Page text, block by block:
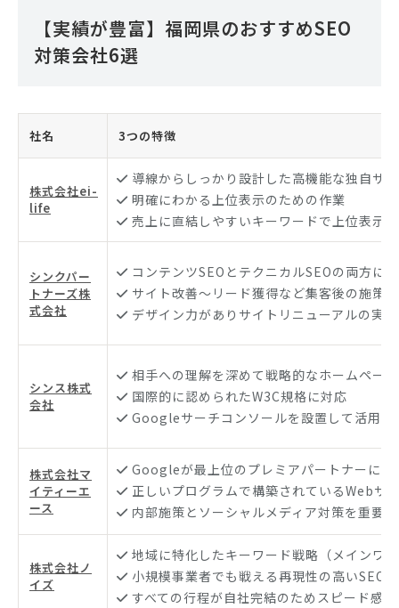
【実績が豊富】福岡県のおすすめSEO
対策会社6選
社名 3つの特徴
株式会社ei-
life
導線からしっかり設計した高機能な独自サ
明確にわかる上位表示のための作業
売上に直結しやすいキーワードで上位表示
シンクパー
トナーズ株
式会社
コンテンツSEOとテクニカルSEOの両方に
サイト改善〜リード獲得など集客後の施策
デザイン力がありサイトリニューアルの実
シンス株式
会社
相手への理解を深めて戦略的なホームペー
国際的に認められたW3C規格に対応
Googleサーチコンソールを設置して活用
株式会社マ
イティーエ
ース
Googleが最上位のプレミアパートナーに認
正しいプログラムで構築されているWebサ
内部施策とソーシャルメディア対策を重要視
株式会社ノ
イズ
地域に特化したキーワード戦略（メインワ
小規模事業者でも戦える再現性の高いSEO
すべての行程が自社完結のためスピード感